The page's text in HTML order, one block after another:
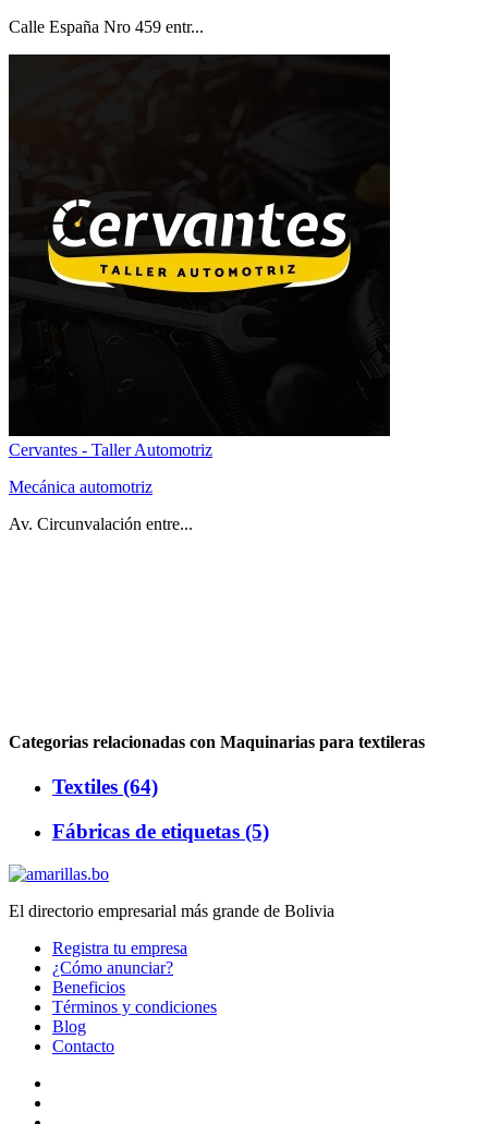
Calle España Nro 459 entr...
Cervantes - Taller Automotriz
Mecánica automotriz
Av. Circunvalación entre...
Categorias relacionadas con Maquinarias para textileras
Textiles (64)
Fábricas de etiquetas (5)
El directorio empresarial más grande de Bolivia
Registra tu empresa
¿Cómo anunciar?
Beneficios
Términos y condiciones
Blog
Contacto